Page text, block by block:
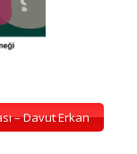
– Davut Erkan